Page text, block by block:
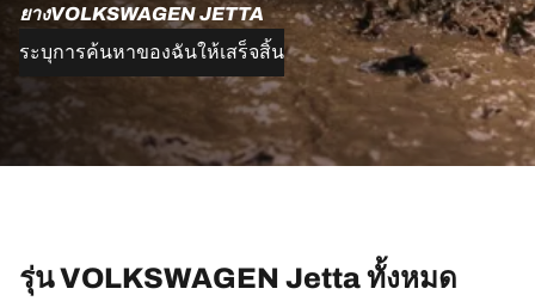
ยางVOLKSWAGEN JETTA
ระบุการค้นหาของฉันให้เสร็จสิ้น
รุ่น VOLKSWAGEN Jetta ทั้งหมด